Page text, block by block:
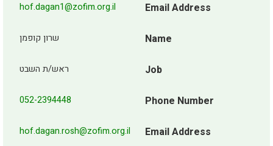
Email Address
hof.dagan1@zofim.org.il
Name שרון קופמן
Job ראש/ת השבט
Phone Number
052-2394448
Email Address
hof.dagan.rosh@zofim.org.il